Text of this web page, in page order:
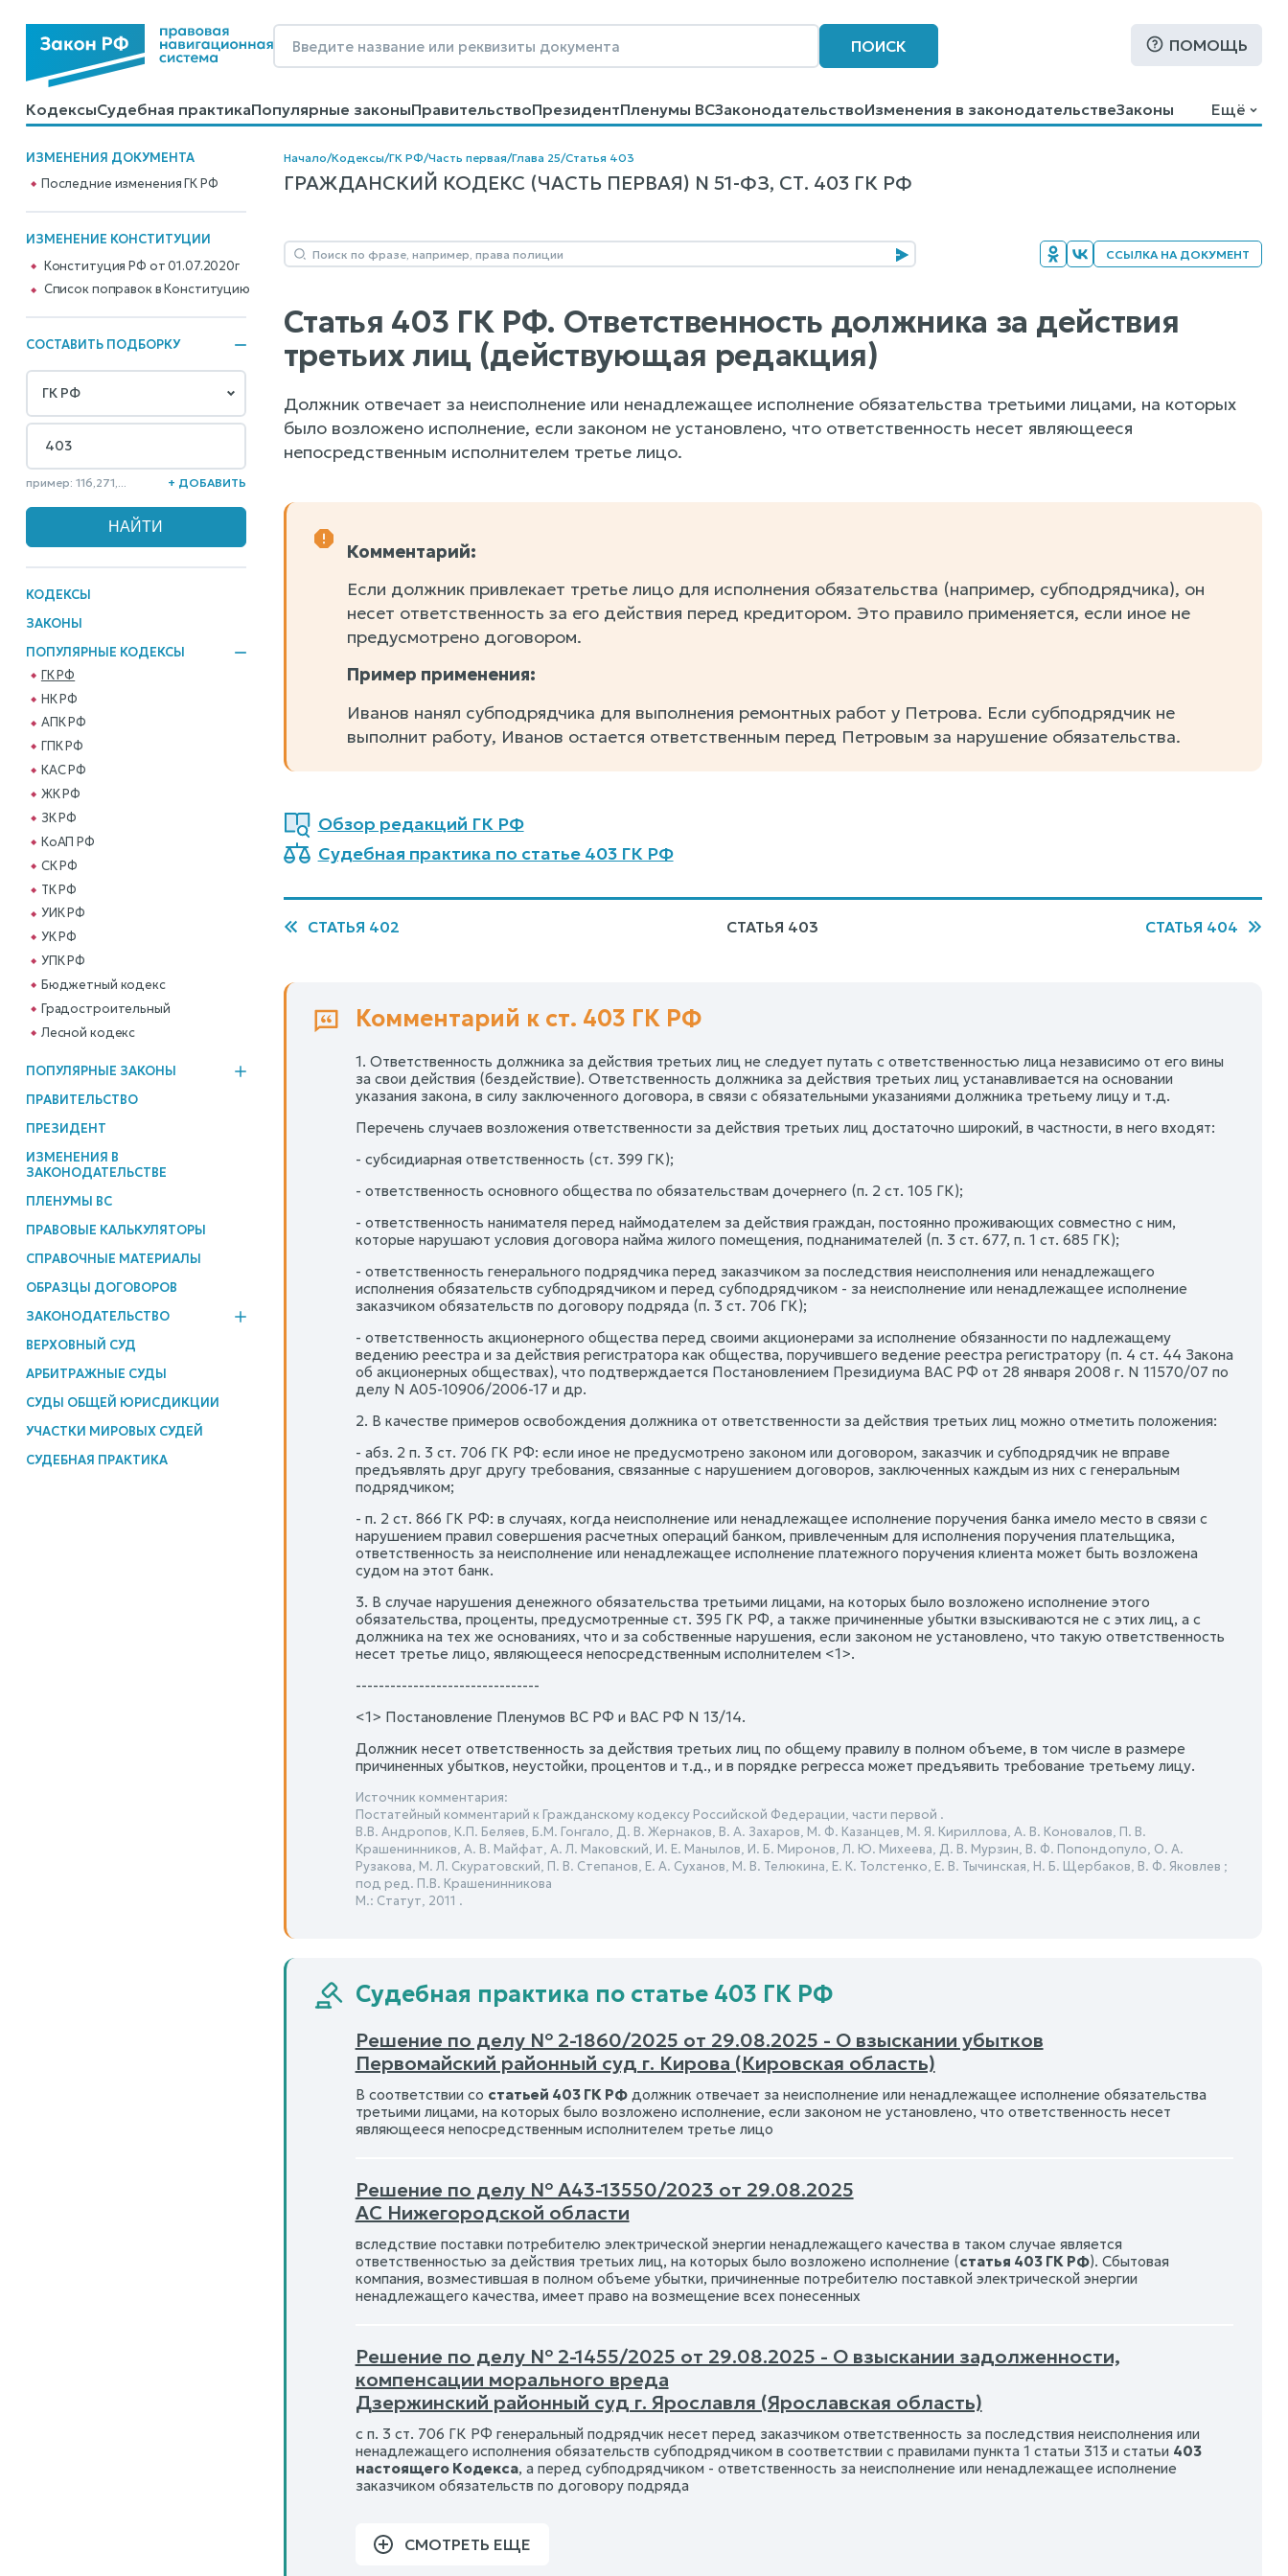
ПОИСК ПОМОЩЬ
КодексыСудебная практикаПопулярные законыПравительствоПрезидентПленумы ВСЗаконодательствоИзменения в законодательствеЗаконы
КалькуляторыСправочные материалыОбразцы договоровКонтактыПомощьПоиск
Ещё
ИЗМЕНЕНИЯ ДОКУМЕНТА
Последние изменения ГК РФ
ИЗМЕНЕНИЕ КОНСТИТУЦИИ
Конституция РФ от 01.07.2020г
Cписок поправок в Конституцию
СОСТАВИТЬ ПОДБОРКУ
пример: 116,271,... + ДОБАВИТЬ
КОДЕКСЫ
ЗАКОНЫ
ПОПУЛЯРНЫЕ КОДЕКСЫ
ГК РФ
НК РФ
АПК РФ
ГПК РФ
КАС РФ
ЖК РФ
ЗК РФ
КоАП РФ
СК РФ
ТК РФ
УИК РФ
УК РФ
УПК РФ
Бюджетный кодекс
Градостроительный
Лесной кодекс
ПОПУЛЯРНЫЕ ЗАКОНЫ
ПРАВИТЕЛЬСТВО
ПРЕЗИДЕНТ
ИЗМЕНЕНИЯ В
ЗАКОНОДАТЕЛЬСТВЕ
ПЛЕНУМЫ ВС
ПРАВОВЫЕ КАЛЬКУЛЯТОРЫ
СПРАВОЧНЫЕ МАТЕРИАЛЫ
ОБРАЗЦЫ ДОГОВОРОВ
ЗАКОНОДАТЕЛЬСТВО
ВЕРХОВНЫЙ СУД
АРБИТРАЖНЫЕ СУДЫ
СУДЫ ОБЩЕЙ ЮРИСДИКЦИИ
УЧАСТКИ МИРОВЫХ СУДЕЙ
СУДЕБНАЯ ПРАКТИКА
Начало/Кодексы/ГК РФ/Часть первая/Глава 25/Статья 403
ГРАЖДАНСКИЙ КОДЕКС (ЧАСТЬ ПЕРВАЯ) N 51-ФЗ, СТ. 403 ГК РФ
ССЫЛКА НА ДОКУМЕНТ
Статья 403 ГК РФ. Ответственность должника за действия
третьих лиц (действующая редакция)
Должник отвечает за неисполнение или ненадлежащее исполнение обязательства третьими лицами, на которых
было возложено исполнение, если законом не установлено, что ответственность несет являющееся
непосредственным исполнителем третье лицо.
Комментарий:
Если должник привлекает третье лицо для исполнения обязательства (например, субподрядчика), он
несет ответственность за его действия перед кредитором. Это правило применяется, если иное не
предусмотрено договором.
Пример применения:
Иванов нанял субподрядчика для выполнения ремонтных работ у Петрова. Если субподрядчик не
выполнит работу, Иванов остается ответственным перед Петровым за нарушение обязательства.
Обзор редакций ГК РФ
Судебная практика по статье 403 ГК РФ
СТАТЬЯ 402 СТАТЬЯ 403 СТАТЬЯ 404
Комментарий к ст. 403 ГК РФ
1. Ответственность должника за действия третьих лиц не следует путать с ответственностью лица независимо от его вины
за свои действия (бездействие). Ответственность должника за действия третьих лиц устанавливается на основании
указания закона, в силу заключенного договора, в связи с обязательными указаниями должника третьему лицу и т.д.
Перечень случаев возложения ответственности за действия третьих лиц достаточно широкий, в частности, в него входят:
- субсидиарная ответственность (ст. 399 ГК);
- ответственность основного общества по обязательствам дочернего (п. 2 ст. 105 ГК);
- ответственность нанимателя перед наймодателем за действия граждан, постоянно проживающих совместно с ним,
которые нарушают условия договора найма жилого помещения, поднанимателей (п. 3 ст. 677, п. 1 ст. 685 ГК);
- ответственность генерального подрядчика перед заказчиком за последствия неисполнения или ненадлежащего
исполнения обязательств субподрядчиком и перед субподрядчиком - за неисполнение или ненадлежащее исполнение
заказчиком обязательств по договору подряда (п. 3 ст. 706 ГК);
- ответственность акционерного общества перед своими акционерами за исполнение обязанности по надлежащему
ведению реестра и за действия регистратора как общества, поручившего ведение реестра регистратору (п. 4 ст. 44 Закона
об акционерных обществах), что подтверждается Постановлением Президиума ВАС РФ от 28 января 2008 г. N 11570/07 по
делу N А05-10906/2006-17 и др.
2. В качестве примеров освобождения должника от ответственности за действия третьих лиц можно отметить положения:
- абз. 2 п. 3 ст. 706 ГК РФ: если иное не предусмотрено законом или договором, заказчик и субподрядчик не вправе
предъявлять друг другу требования, связанные с нарушением договоров, заключенных каждым из них с генеральным
подрядчиком;
- п. 2 ст. 866 ГК РФ: в случаях, когда неисполнение или ненадлежащее исполнение поручения банка имело место в связи с
нарушением правил совершения расчетных операций банком, привлеченным для исполнения поручения плательщика,
ответственность за неисполнение или ненадлежащее исполнение платежного поручения клиента может быть возложена
судом на этот банк.
3. В случае нарушения денежного обязательства третьими лицами, на которых было возложено исполнение этого
обязательства, проценты, предусмотренные ст. 395 ГК РФ, а также причиненные убытки взыскиваются не с этих лиц, а с
должника на тех же основаниях, что и за собственные нарушения, если законом не установлено, что такую ответственность
несет третье лицо, являющееся непосредственным исполнителем <1>.
--------------------------------
<1> Постановление Пленумов ВС РФ и ВАС РФ N 13/14.
Должник несет ответственность за действия третьих лиц по общему правилу в полном объеме, в том числе в размере
причиненных убытков, неустойки, процентов и т.д., и в порядке регресса может предъявить требование третьему лицу.
Источник комментария:
Постатейный комментарий к Гражданскому кодексу Российской Федерации, части первой .
В.В. Андропов, К.П. Беляев, Б.М. Гонгало, Д. В. Жернаков, В. А. Захаров, М. Ф. Казанцев, М. Я. Кириллова, А. В. Коновалов, П. В.
Крашенинников, А. В. Майфат, А. Л. Маковский, И. Е. Манылов, И. Б. Миронов, Л. Ю. Михеева, Д. В. Мурзин, В. Ф. Попондопуло, О. А.
Рузакова, М. Л. Скуратовский, П. В. Степанов, Е. А. Суханов, М. В. Телюкина, Е. К. Толстенко, Е. В. Тычинская, Н. Б. Щербаков, В. Ф. Яковлев ;
под ред. П.В. Крашенинникова
М.: Статут, 2011 .
Судебная практика по статье 403 ГК РФ
Решение по делу № 2-1860/2025 от 29.08.2025 - О взыскании убытков
Первомайский районный суд г. Кирова (Кировская область)
В соответствии со статьей 403 ГК РФдолжник отвечает за неисполнение или ненадлежащее исполнение обязательства
третьими лицами, на которых было возложено исполнение, если законом не установлено, что ответственность несет
являющееся непосредственным исполнителем третье лицо
Решение по делу № А43-13550/2023 от 29.08.2025
АС Нижегородской области
вследствие поставки потребителю электрической энергии ненадлежащего качества в таком случае является
ответственностью за действия третьих лиц, на которых было возложено исполнение (статья 403 ГК РФ). Сбытовая
компания, возместившая в полном объеме убытки, причиненные потребителю поставкой электрической энергии
ненадлежащего качества, имеет право на возмещение всех понесенных
Решение по делу № 2-1455/2025 от 29.08.2025 - О взыскании задолженности,
компенсации морального вреда
Дзержинский районный суд г. Ярославля (Ярославская область)
с п. 3 ст. 706 ГК РФ генеральный подрядчик несет перед заказчиком ответственность за последствия неисполнения или
ненадлежащего исполнения обязательств субподрядчиком в соответствии с правилами пункта 1 статьи 313 и статьи 403
настоящего Кодекса, а перед субподрядчиком - ответственность за неисполнение или ненадлежащее исполнение
заказчиком обязательств по договору подряда
СМОТРЕТЬ ЕЩЕ